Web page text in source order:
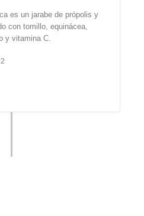
es un jarabe de própolis y
con tomillo, equinácea,
y vitamina C.